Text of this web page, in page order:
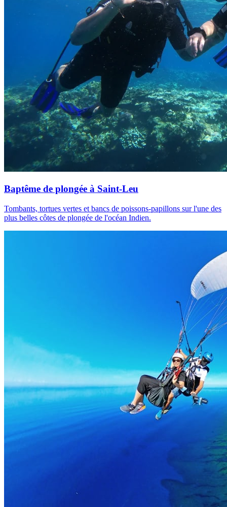
Baptême de plongée à Saint-Leu
Tombants, tortues vertes et bancs de poissons-papillons sur l'une des
plus belles côtes de plongée de l'océan Indien.